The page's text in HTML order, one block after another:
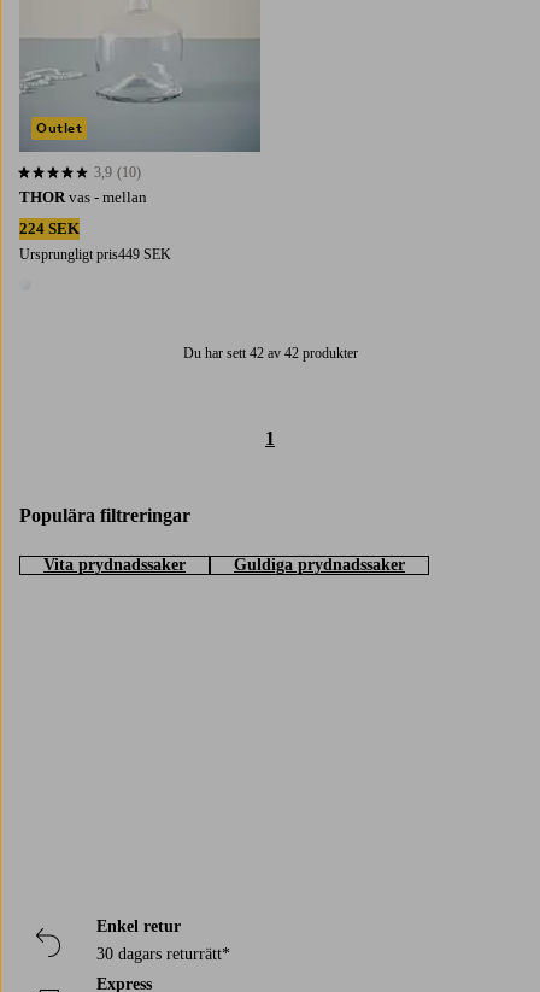
THOR vas - mellan
224 SEK
Ursprungligt pris449 SEK
3,9 baserat på 10 st betyg
3,9 (10)
Outlet
Du har sett 42 av 42 produkter
1
Populära filtreringar
Vita prydnadssaker Guldiga prydnadssaker
Enkel retur
30 dagars returrätt*
Express